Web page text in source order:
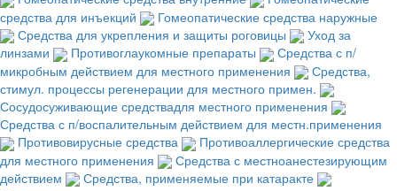
средства для инъекций
Гомеопатические средства наружные
Средства для укрепления и защиты роговицы
Уход за
линзами
Противоглаукомные препараты
Средства с п/
микробным действием для местного применения
Средства,
стимул. процессы регенерации для местного примен.
Сосудосуживающие средствадля местного применения
Средства с п/воспалительным действием для местн.применения
Противовирусные средства
Противоаллергические средства
для местного применения
Средства с местноанестезирующим
действием
Средства, применяемые при катаракте